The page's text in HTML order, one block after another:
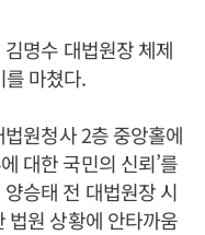
명수 대법원장 체제
마쳤다.
원청사 2층 중앙홀에
대한 국민의 신뢰’를
승태 전 대법원장 시
법원 상황에 안타까움